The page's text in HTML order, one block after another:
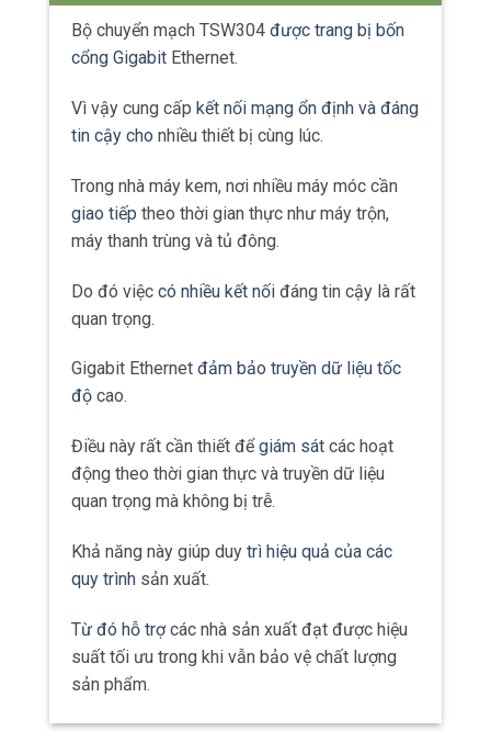
Bộ chuyển mạch TSW304 được trang bị bốn
cổng Gigabit Ethernet.
Vì vậy cung cấp kết nối mạng ổn định và đáng
tin cậy cho nhiều thiết bị cùng lúc.
Trong nhà máy kem, nơi nhiều máy móc cần
giao tiếp theo thời gian thực như máy trộn,
máy thanh trùng và tủ đông.
Do đó việc có nhiều kết nối đáng tin cậy là rất
quan trọng.
Gigabit Ethernet đảm bảo truyền dữ liệu tốc
độ cao.
Điều này rất cần thiết đểgiám sát các hoạt
động theo thời gian thực và truyền dữ liệu
quan trọng mà không bị trễ.
Khả năng này giúp duy trì hiệu quả của các
quy trình sản xuất.
Từ đó hỗ trợcác nhà sản xuất đạt được hiệu
suất tối ưu trong khi vẫn bảo vệ chất lượng
sản phẩm.